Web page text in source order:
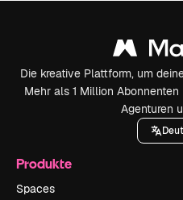
Die kreative Plattform, um
Mehr als 1 Million
Agenturen
Produkte
Spaces